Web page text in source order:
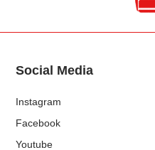
Social Media
Instagram
Facebook
Youtube